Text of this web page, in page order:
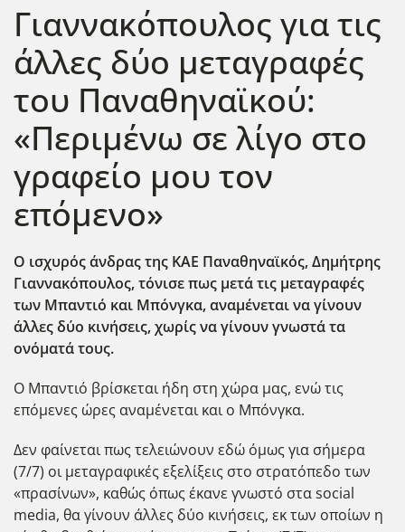
Γιαννακόπουλος για τις
άλλες δύο μεταγραφές
του Παναθηναϊκού:
«Περιμένω σε λίγο στο
γραφείο μου τον
επόμενο»
Ο ισχυρός άνδρας της ΚΑΕ Παναθηναϊκός, Δημήτρης
Γιαννακόπουλος, τόνισε πως μετά τις μεταγραφές
των Μπαντιό και Μπόνγκα, αναμένεται να γίνουν
άλλες δύο κινήσεις, χωρίς να γίνουν γνωστά τα
ονόματά τους.
Ο Μπαντιό βρίσκεται ήδη στη χώρα μας, ενώ τις
επόμενες ώρες αναμένεται και ο Μπόνγκα.
Δεν φαίνεται πως τελειώνουν εδώ όμως για σήμερα
(7/7) οι μεταγραφικές εξελίξεις στο στρατόπεδο των
«πρασίνων», καθώς όπως έκανε γνωστό στα social
media, θα γίνουν άλλες δύο κινήσεις, εκ των οποίων η